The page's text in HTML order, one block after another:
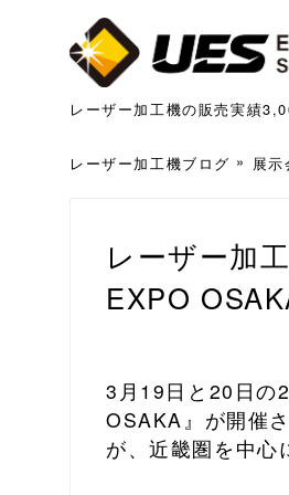
レーザー加工機の販売実績
レーザー加工機ブログ 展示
レーザー加
EXPO
3月19日と20日の
OSAKA』が開催
が、近畿圏を中心